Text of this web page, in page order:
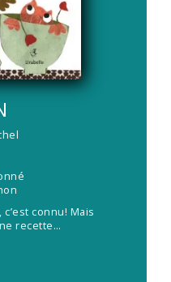
connu! Mais
recette…